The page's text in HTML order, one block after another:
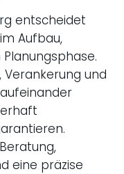
entscheidet
Aufbau,
Verankerung und
eine präzise